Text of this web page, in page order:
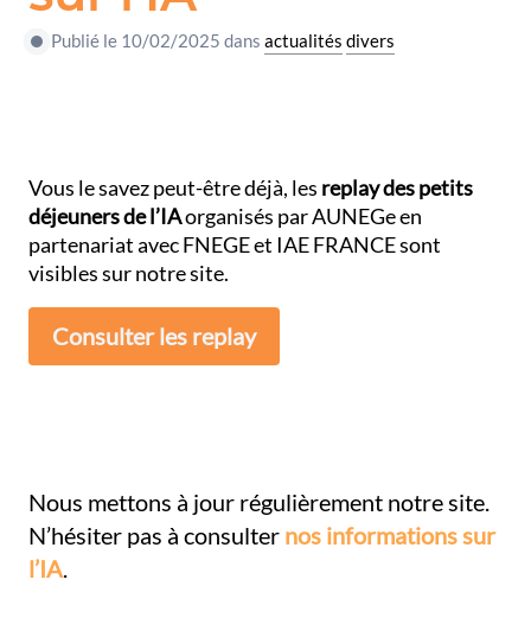
Publié le 10/02/2025 dansactualités divers
Vous le savez peut-être déjà, les replay des petits
déjeuners de l’IAorganisés par AUNEGe en
partenariat avec FNEGE et IAE FRANCE sont
visibles sur notre site.
Consulter les replay
Nous mettons à jour régulièrement notre site.
N’hésiter pas à consulter nos informations sur
l’IA